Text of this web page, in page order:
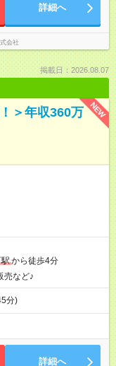
詳細へ
会社
掲載日：2026.08.07
NEW
＞年収360万
から徒歩4分
売など♪
分)
詳細へ